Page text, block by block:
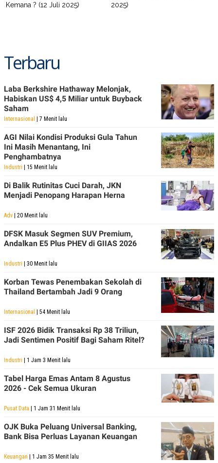
Kemana ? (12 Juli 2025)
2025)
Terbaru
Laba Berkshire Hathaway Melonjak,
Habiskan US$ 4,5 Miliar untuk Buyback
Saham
Internasional | 7 Menit lalu
AGI Nilai Kondisi Produksi Gula Tahun
Ini Masih Menantang, Ini
Penghambatnya
Industri | 15 Menit lalu
Di Balik Rutinitas Cuci Darah, JKN
Menjadi Penopang Harapan Herna
Adv | 20 Menit lalu
DFSK Masuk Segmen SUV Premium,
Andalkan E5 Plus PHEV di GIIAS 2026
Industri | 30 Menit lalu
Korban Tewas Penembakan Sekolah di
Thailand Bertambah Jadi 9 Orang
Internasional | 54 Menit lalu
ISF 2026 Bidik Transaksi Rp 38 Triliun,
Jadi Sentimen Positif Bagi Saham Ritel?
Industri | 1 Jam 3 Menit lalu
Tabel Harga Emas Antam 8 Agustus
2026 - Cek Semua Ukuran
Pusat Data | 1 Jam 31 Menit lalu
OJK Buka Peluang Universal Banking,
Bank Bisa Perluas Layanan Keuangan
Keuangan | 1 Jam 35 Menit lalu